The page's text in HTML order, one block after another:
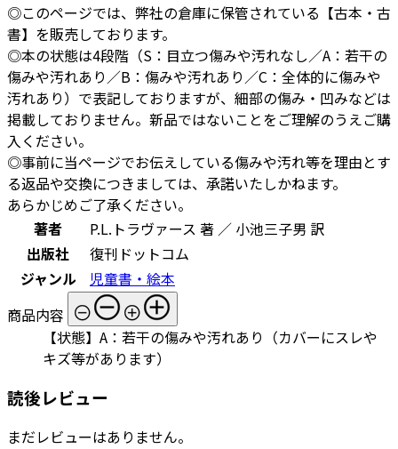
◎このページでは、弊社の倉庫に保管されている【古本・古
書】を販売しております。
◎本の状態は4段階（S：目立つ傷みや汚れなし／A：若干の
傷みや汚れあり／B：傷みや汚れあり／C：全体的に傷みや
汚れあり）で表記しておりますが、細部の傷み・凹みなどは
掲載しておりません。新品ではないことをご理解のうえご購
入ください。
◎事前に当ページでお伝えしている傷みや汚れ等を理由とす
る返品や交換につきましては、承諾いたしかねます。
あらかじめご了承ください。
著者
P.L.トラヴァース 著 ／ 小池三子男 訳
出版社
復刊ドットコム
ジャンル
児童書・絵本
商品内容
【状態】A：若干の傷みや汚れあり（カバーにスレや
キズ等があります）
読後レビュー
まだレビューはありません。